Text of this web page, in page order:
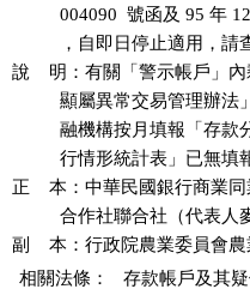
004090  號函及 95
，自即日停止適用，
說    明：有關「警示帳戶」
顯屬異常交易管理
融機構按月填報「
行情形統計表」已
正    本：中華民國銀行商業
合作社聯合社（代表人
相關法條： 存款帳戶及其